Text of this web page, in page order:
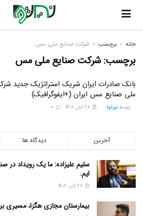
خانه برچسب شرکت صنایع ملی مس
برچسب:شرکت صنایع ملی مس
بانک صادرات ایران شریک استراتژیک جدید
ملی صنایع مس ایران (+ایفوگرافیک)
توسط نیرتوا
دیدگاه ها آخرین
سلیم علیزاده: ما یک رویداد در
ایم.
بیمارستان مجازی هگزا، مسیری